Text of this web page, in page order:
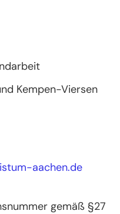
Kempen-Viersen
aachen.de
gemäß §27